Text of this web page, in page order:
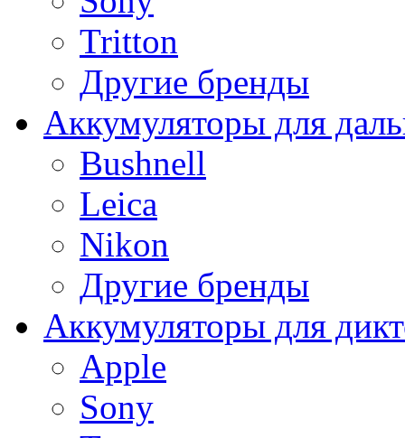
Tritton
Другие бренды
Аккумуляторы для
Bushnell
Leica
Nikon
Другие бренды
Аккумуляторы для
Apple
Sony